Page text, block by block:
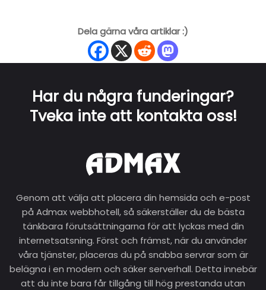
Dela gärna våra artiklar :)
Har du några funderingar?
Tveka inte att kontakta oss!
Genom att välja att placera din hemsida och e-post
på Admax webbhotell, så säkerställer du de bästa
tänkbara förutsättningarna för att lyckas med din
internetsatsning. Först och främst, när du använder
våra tjänster, placeras du på snabba servrar som är
belägna i en modern och säker serverhall. Detta innebär
att du inte bara får tillgång till hög prestanda utan